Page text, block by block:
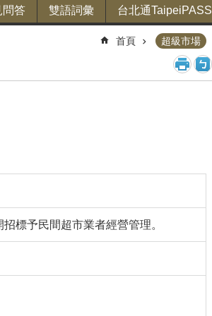
問答 雙語詞彙 台北通TaipeiPASS
首頁 超級市場
標予民間超市業者經營管理。